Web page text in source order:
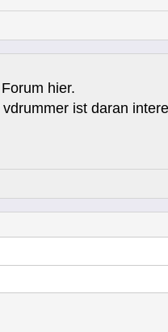
hier.
ist daran